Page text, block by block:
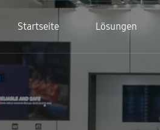
Startseite Lösungen